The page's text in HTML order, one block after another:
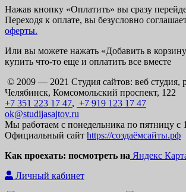
Нажав кнопку «Оплатить» вы сразу
Переходя к оплате, вы безусловно
оферты.
Или вы можете нажать «Добавить в
купить что-то еще и оплатить все вместе
© 2009 — 2021 Студия сайтов: веб студия,
Челябинск, Комсомольский проспект, 122
+7 351 223 17 47, +7 919 123 17 47
ok@studijasajtov.ru
Мы работаем с понедельника по пятницу с
Официальный сайт https://создаёмсайты.рф
Как проехать: посмотреть на Яндекс
Личный кабинет